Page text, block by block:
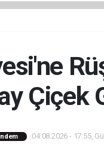
Çiçek
04.08.2026 - 17:55,